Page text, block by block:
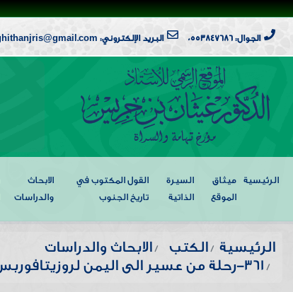
الجوال: 0553847686 البريد الإلكتروني: ghithanjris@gmail.com
الرئيسية
ميثاق
الموقع
السيرة
الذاتية
القول المكتوب في
تاريخ الجنوب
الابحاث
والدراسات
الرئيسية الكتب
الابحاث والدراسات
361-رحلة من عسير الى اليمن لروزيتافوربس، ترجمة أ.يحيى عبدالمطلب السيد (دراسة تصويبية و تعليقات*)